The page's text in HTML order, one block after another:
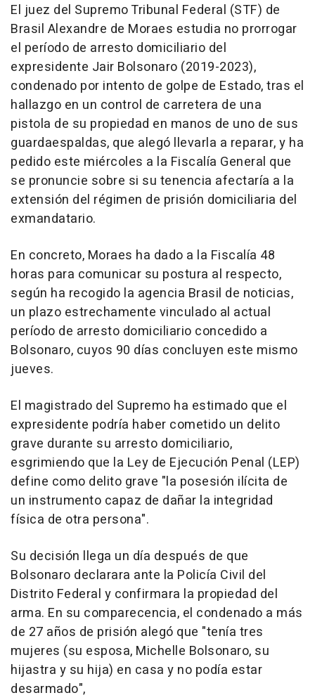
El juez del Supremo Tribunal Federal (STF) de
Brasil Alexandre de Moraes estudia no prorrogar
el período de arresto domiciliario del
expresidente Jair Bolsonaro (2019-2023),
condenado por intento de golpe de Estado, tras el
hallazgo en un control de carretera de una
pistola de su propiedad en manos de uno de sus
guardaespaldas, que alegó llevarla a reparar, y ha
pedido este miércoles a la Fiscalía General que
se pronuncie sobre si su tenencia afectaría a la
extensión del régimen de prisión domiciliaria del
exmandatario.
En concreto, Moraes ha dado a la Fiscalía 48
horas para comunicar su postura al respecto,
según ha recogido la agencia Brasil de noticias,
un plazo estrechamente vinculado al actual
período de arresto domiciliario concedido a
Bolsonaro, cuyos 90 días concluyen este mismo
jueves.
El magistrado del Supremo ha estimado que el
expresidente podría haber cometido un delito
grave durante su arresto domiciliario,
esgrimiendo que la Ley de Ejecución Penal (LEP)
define como delito grave "la posesión ilícita de
un instrumento capaz de dañar la integridad
física de otra persona".
Su decisión llega un día después de que
Bolsonaro declarara ante la Policía Civil del
Distrito Federal y confirmara la propiedad del
arma. En su comparecencia, el condenado a más
de 27 años de prisión alegó que "tenía tres
mujeres (su esposa, Michelle Bolsonaro, su
hijastra y su hija) en casa y no podía estar
desarmado",